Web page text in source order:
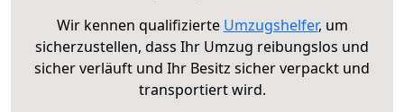
Wir kennen qualifizierte Umzugshelfer, um
sicherzustellen, dass Ihr Umzug reibungslos und
sicher verläuft und Ihr Besitz sicher verpackt und
transportiert wird.